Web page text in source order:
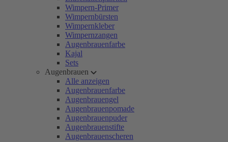
Wimpern-Primer
Wimpernbürsten
Wimpernkleber
Wimpernzangen
Augenbrauenfarbe
Kajal
Sets
Augenbrauen
Alle anzeigen
Augenbrauenfarbe
Augenbrauengel
Augenbrauenpomade
Augenbrauenpuder
Augenbrauenstifte
Augenbrauenscheren